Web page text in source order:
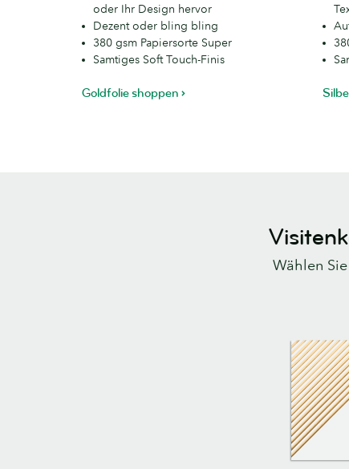
oder Ihr Design hervor
Dezent oder bling bling
380 gsm Papiersorte Super
Samtiges Soft Touch-Finis
Goldfolie shoppen
Wählen